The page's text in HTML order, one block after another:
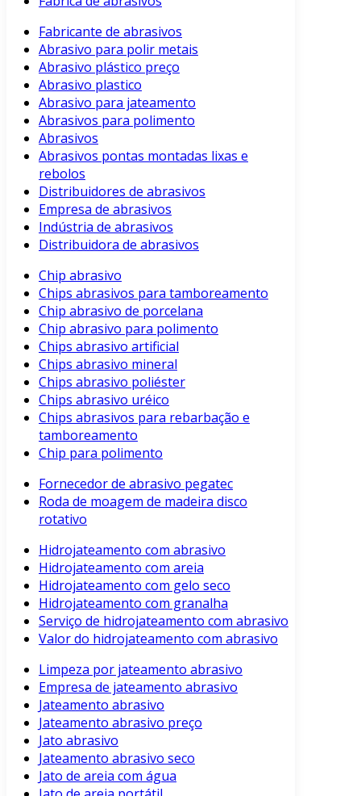
Fabricante de abrasivos
Abrasivo para polir metais
Abrasivo plástico preço
Abrasivo plastico
Abrasivo para jateamento
Abrasivos para polimento
Abrasivos
Abrasivos pontas montadas lixas e
rebolos
Distribuidores de abrasivos
Empresa de abrasivos
Indústria de abrasivos
Distribuidora de abrasivos
Chip abrasivo
Chips abrasivos para tamboreamento
Chip abrasivo de porcelana
Chip abrasivo para polimento
Chips abrasivo artificial
Chips abrasivo mineral
Chips abrasivo poliéster
Chips abrasivo uréico
Chips abrasivos para rebarbação e
tamboreamento
Chip para polimento
Fornecedor de abrasivo pegatec
Roda de moagem de madeira disco
rotativo
Hidrojateamento com abrasivo
Hidrojateamento com areia
Hidrojateamento com gelo seco
Hidrojateamento com granalha
Serviço de hidrojateamento com abrasivo
Valor do hidrojateamento com abrasivo
Limpeza por jateamento abrasivo
Empresa de jateamento abrasivo
Jateamento abrasivo
Jateamento abrasivo preço
Jato abrasivo
Jateamento abrasivo seco
Jato de areia com água